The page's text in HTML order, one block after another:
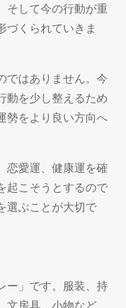
そして今の行動が重
づくられていきま
ではありません。今
動を少し整えるため
勢をより良い方向へ
恋愛運、健康運を確
起こそうとするので
選ぶことが大切で
ー」です。服装、持